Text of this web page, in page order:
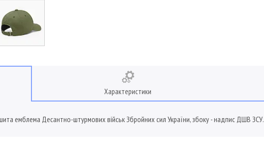
Характеристики
емблема Десантно-штурмових військ Збройних сил України, збоку - надпис ДШВ ЗСУ.